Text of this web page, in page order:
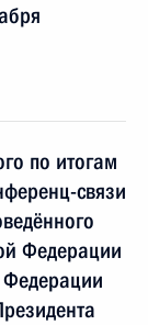
по итогам
связи
Федерации
Федерации